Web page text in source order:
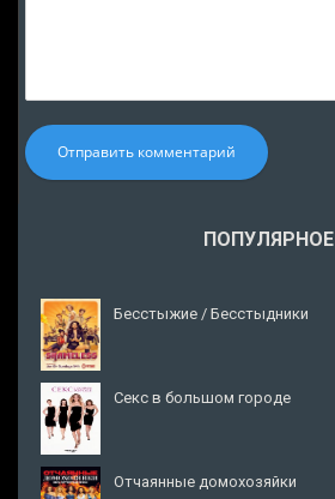
Отправить комментарий
ПОПУЛЯРНОЕ
Бесстыжие / Бесстыдники
Секс в большом городе
Отчаянные домохозяйки